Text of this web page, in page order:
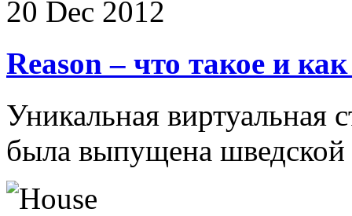
20 Dec 2012
Reason – что такое и
Уникальная виртуальная
была выпущена